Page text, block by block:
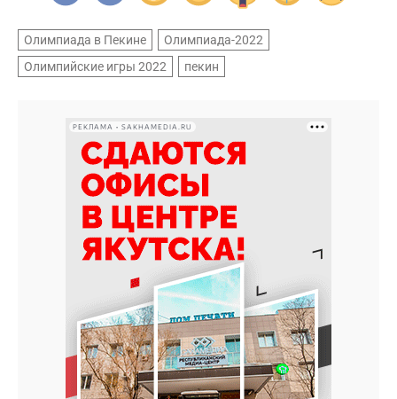
Олимпиада в Пекине
Олимпиада-2022
Олимпийские игры 2022
пекин
РЕКЛАМА • SAKHAMEDIA.RU